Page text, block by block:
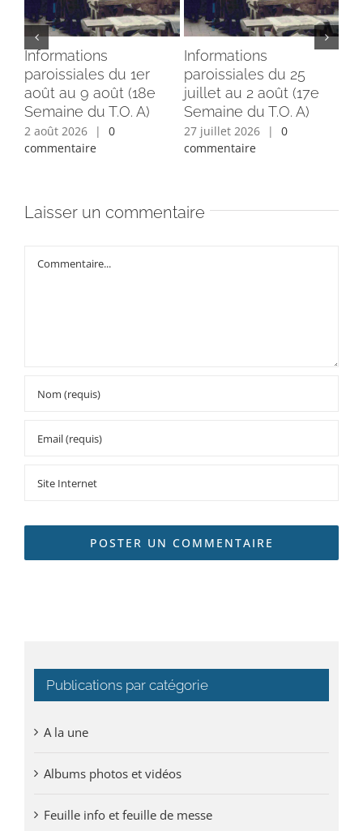
Informations
paroissiales du 1er
août au 9 août (18e
Semaine du T.O. A)
2 août 2026 |
0
commentaire
Informations
paroissiales du 25
juillet au 2 août (17e
Semaine du T.O. A)
27 juillet 2026 |
0
commentaire
Laisser un commentaire
Commentaire
Publications par catégorie
A la une
Albums photos et vidéos
Feuille info et feuille de messe